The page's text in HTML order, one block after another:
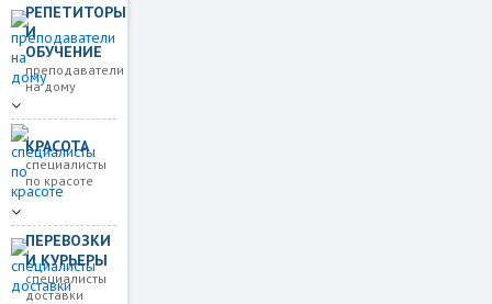
РЕПЕТИТОРЫ
И
ОБУЧЕНИЕ
преподаватели
на дому
КРАСОТА
специалисты
по красоте
ПЕРЕВОЗКИ
И КУРЬЕРЫ
специалисты
доставки